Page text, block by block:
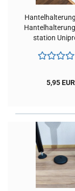
sta­ti­on
5,95 EUR